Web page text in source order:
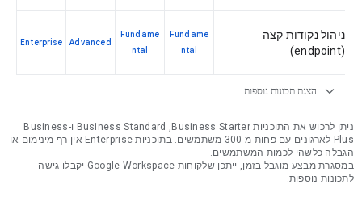
ניהול נקודות קצה
(endpoint)
Fundame
ntal
Fundame
ntal
Advanced
Enterprise
expand_more הצגת תכונות נוספות
ניתן לרכוש את התוכניות Business Starter‏, Business Standard‏ ו-Business
Plus לארגונים עם פחות מ-300 משתמשים. בתוכניות Enterprise אין רף מינימום או
הגבלה כלשהי לכמות המשתמשים.
במסגרת מבצע מוגבל בזמן, ייתכן שלקוחות Google Workspace יקבלו גישה
לתכונות נוספות.